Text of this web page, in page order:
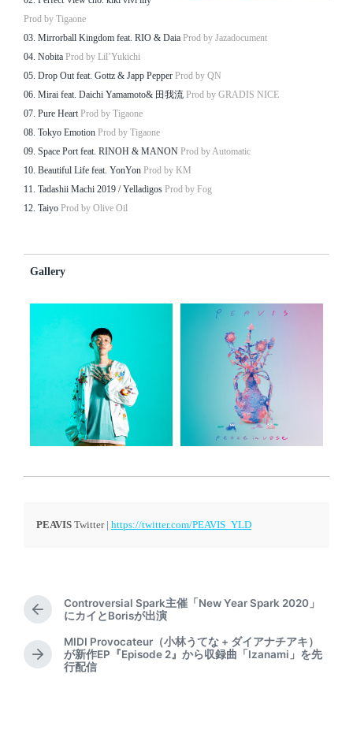
Prod by Tigaone
03. Mirrorball Kingdom feat. RIO & Daia Prod by Jazadocument
04. Nobita Prod by Lil’Yukichi
05. Drop Out feat. Gottz & Japp Pepper Prod by QN
06. Mirai feat. Daichi Yamamoto& 田我流 Prod by GRADIS NICE
07. Pure HeartProd by Tigaone
08. Tokyo Emotion Prod by Tigaone
09. Space Port feat. RINOH & MANON Prod by Automatic
10. Beautiful Life feat. YonYon Prod by KM
11. Tadashii Machi 2019 / Yelladigos Prod by Fog
12. Taiyo Prod by Olive Oil
Gallery
PEAVIS Twitter | https://twitter.com/PEAVIS_YLD
P
e
v
Controversial Spark主催「New Year Spark 2020」
にカイとBorisが出演
N
MIDI Provocateur（小林うてな + ダイアナチアキ）
が新作EP『Episode 2』から収録曲「Izanami」を先
行配信